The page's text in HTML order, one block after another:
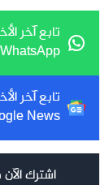
WhatsApp
News
اشترك